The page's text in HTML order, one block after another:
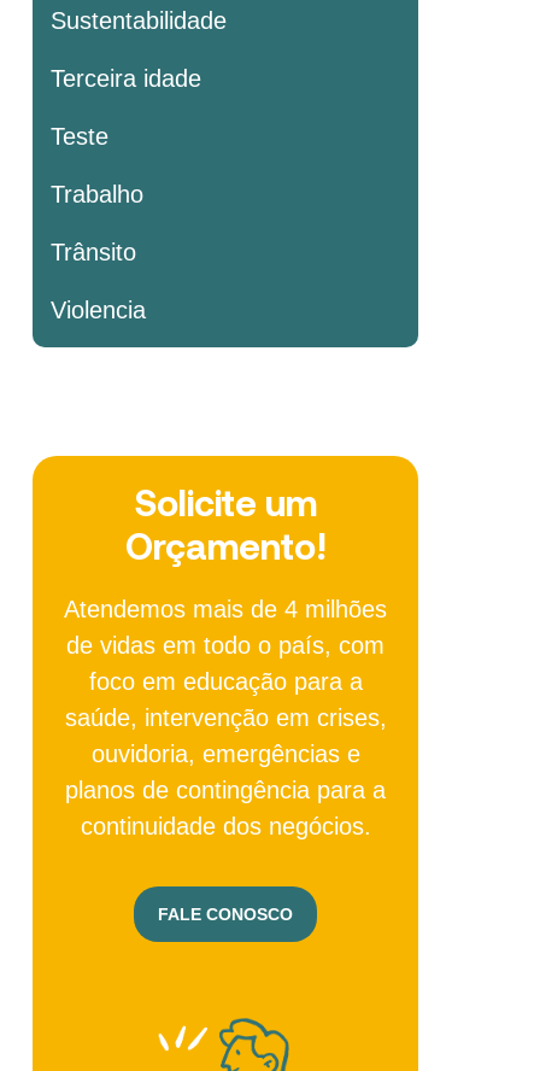
Sustentabilidade
Terceira idade
Teste
Trabalho
Trânsito
Violencia
Solicite um
Orçamento!
Atendemos mais de 4 milhões
de vidas em todo o país, com
foco em educação para a
saúde, intervenção em crises,
ouvidoria, emergências e
planos de contingência para a
continuidade dos negócios.
FALE CONOSCO